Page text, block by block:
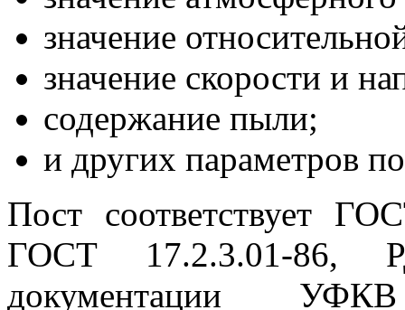
значение
значение скорости и
содержание пыли;
и других параметров
Пост соответствует
ГОСТ 17.2.3.01-86,
документации